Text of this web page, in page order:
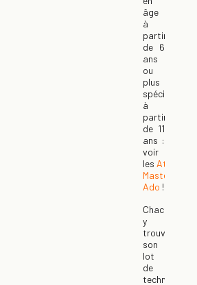
âge
à
partir
de 6
ans
ou
plus
spécifiques
à
partir
de 11
ans :
voir
les Ateliers
Masterclass
Ado !
Chacun
y
trouvera
son
lot
de
technicité